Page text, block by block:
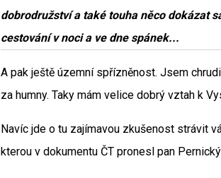
dobrodružství a také touha něco dokázat
cestování v noci a ve dne spánek...
A pak ještě územní spřízněnost. Jsem
za humny. Taky mám velice dobrý vztah k
Navíc jde o tu zajímavou zkušenost strávit
kterou v dokumentu ČT pronesl pan